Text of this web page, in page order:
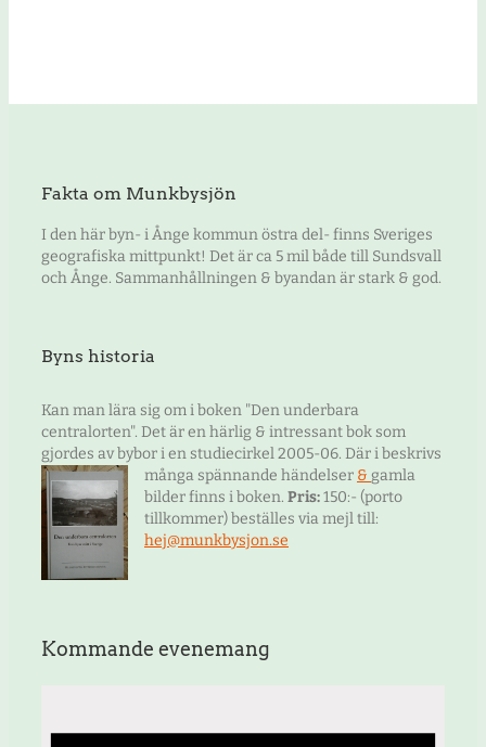
Fakta om Munkbysjön
I den här byn- i Ånge kommun östra del- finns Sveriges
geografiska mittpunkt! Det är ca 5 mil både till Sundsvall
och Ånge. Sammanhållningen & byandan är stark & god.
Byns historia
Kan man lära sig om i boken "Den underbara
centralorten". Det är en härlig & intressant bok som
gjordes av bybor i en studiecirkel 2005-06. Där i beskrivs
många spännande händelser & gamla
bilder finns i boken. Pris:150:- (porto
tillkommer) beställes via mejl till:
hej@munkbysjon.se
Kommande evenemang